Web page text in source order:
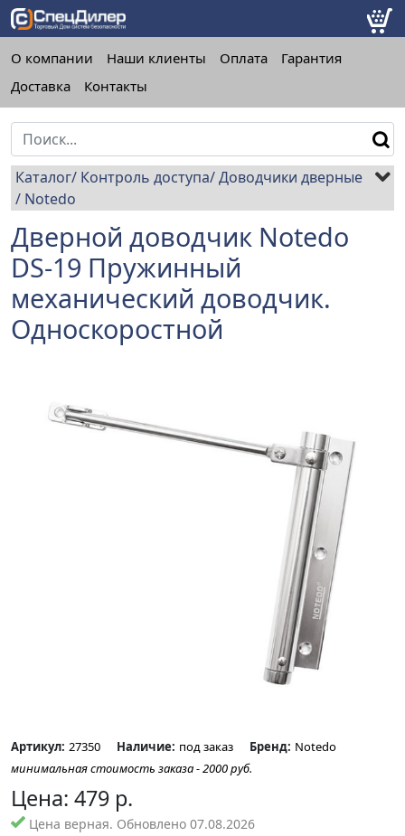
О компании Наши клиенты Оплата
Гарантия
Доставка
Контакты
Каталог Контроль доступа Доводчики дверные
Notedo
Дверной доводчик Notedo
DS-19 Пружинный
механический доводчик.
Односкоростной
Артикул: 27350 Наличие: под заказ Бренд: Notedo
минимальная стоимость заказа - 2000 руб.
Цена: 479 р.
Цена верная. Обновлено 07.08.2026